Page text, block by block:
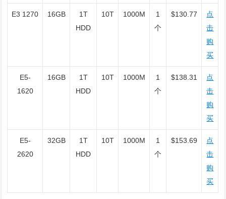
E3 1270 16GB
1T
HDD
10T 1000M
1
个
$130.77
点
击
购
买
E5-
1620
16GB
1T
HDD
10T 1000M
1
个
$138.31
点
击
购
买
E5-
2620
32GB
1T
HDD
10T 1000M
1
个
$153.69
点
击
购
买